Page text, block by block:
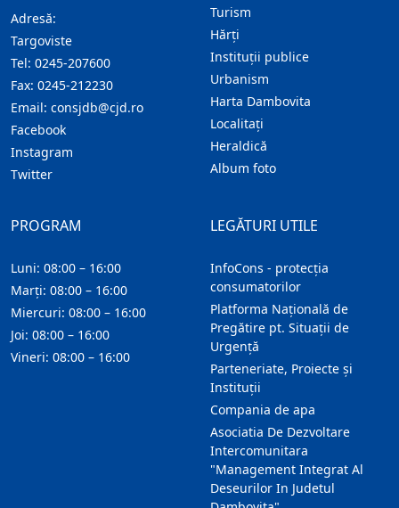
Adresă:
Targoviste
Tel: 0245-207600
Fax: 0245-212230
Email: consjdb@cjd.ro
Facebook
Instagram
Twitter
Turism
Hărţi
Instituţii publice
Urbanism
Harta Dambovita
Localitaţi
Heraldică
Album foto
LEGĂTURI UTILE
InfoCons - protecția
consumatorilor
Platforma Națională de
Pregătire pt. Situații de
Urgență
Parteneriate, Proiecte și
Instituții
Compania de apa
Asociatia De Dezvoltare
Intercomunitara
"Management Integrat Al
Deseurilor In Judetul
PROGRAM
Luni: 08:00 – 16:00
Marți: 08:00 – 16:00
Miercuri: 08:00 – 16:00
Joi: 08:00 – 16:00
Vineri: 08:00 – 16:00